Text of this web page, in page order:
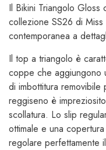
Il Bikini Triangolo
collezione SS26 di Miss
contemporanea a
Il top a triangolo è
coppe che aggiungono
di imbottitura removibile
reggiseno è
scollatura. Lo slip
ottimale e una
regolare perfettamente